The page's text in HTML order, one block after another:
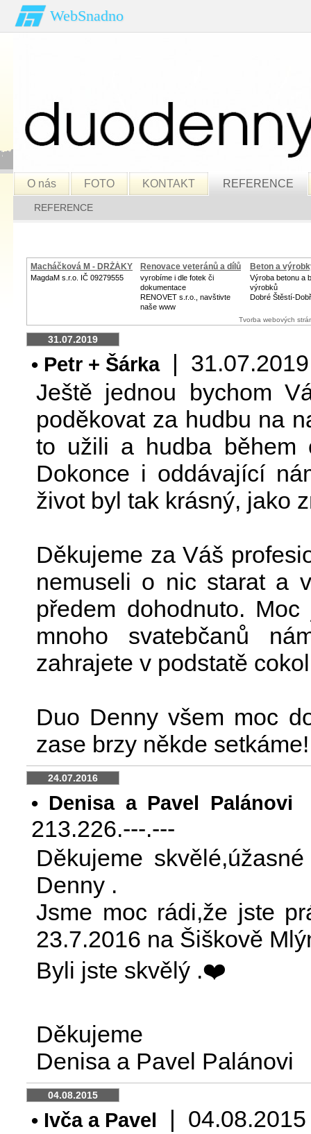
WebSnadno
O nás FOTO KONTAKT REFERENCE
REFERENCE
Macháčková M - DRŽÁKY
MagdaM s.r.o. IČ 09279555
Renovace veteránů a dílů
vyrobíme i dle fotek či
dokumentace
RENOVET s.r.o., navštivte
naše www
Beton a
Výroba betonu a
výrobků
Dobré Štěstí-
Tvorba webových
31.07.2019
• Petr + Šárka| 31.07.2019
Ještě jednou bychom
poděkovat za hudbu na
to užili a hudba během
Dokonce i oddávající
život byl tak krásný, jako
Děkujeme za Váš
nemuseli o nic starat a
předem dohodnuto.
mnoho svatebčanů
zahrajete v podstatě
Duo Denny všem moc
zase brzy někde setkáme!
24.07.2016
• Denisa a Pavel Palánovi
213.226.---.---
Děkujeme
Denny .
Jsme moc rádi,že jste
23.7.2016 na Šiškově
Byli jste skvělý .❤️
Děkujeme
Denisa a Pavel Palánovi
04.08.2015
• Ivča a Pavel
|